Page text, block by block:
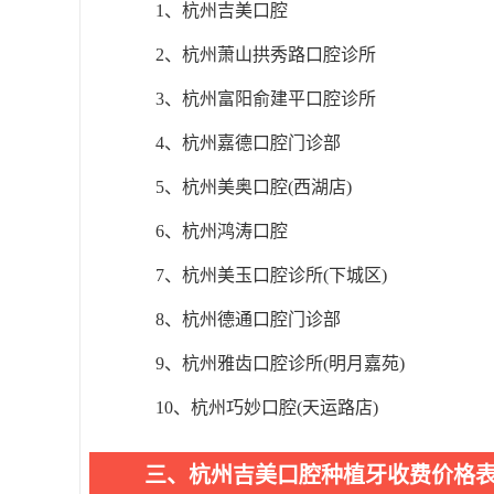
1、杭州吉美口腔
2、杭州萧山拱秀路口腔诊所
3、杭州富阳俞建平口腔诊所
4、杭州嘉德口腔门诊部
5、杭州美奥口腔(西湖店)
6、杭州鸿涛口腔
7、杭州美玉口腔诊所(下城区)
8、杭州德通口腔门诊部
9、杭州雅齿口腔诊所(明月嘉苑)
10、杭州巧妙口腔(天运路店)
三、杭州吉美口腔种植牙收费价格